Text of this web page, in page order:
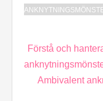
Förstå och
Ambivalent